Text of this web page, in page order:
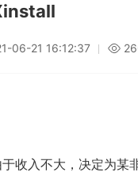
06-21 16:12:37
收入不大，决定为